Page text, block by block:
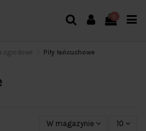
ogrodowe Piły łańcuchowe
W magazynie 10